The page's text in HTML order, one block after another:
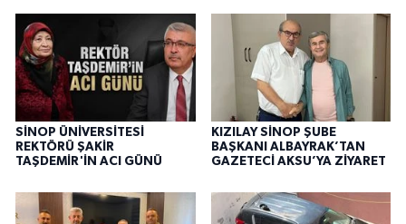
SİNOP ÜNİVERSİTESİ
REKTÖRÜ ŞAKİR
TAŞDEMİR'İN ACI GÜNÜ
KIZILAY SİNOP ŞUBE
BAŞKANI ALBAYRAK’TAN
GAZETECİ AKSU’YA ZİYARET